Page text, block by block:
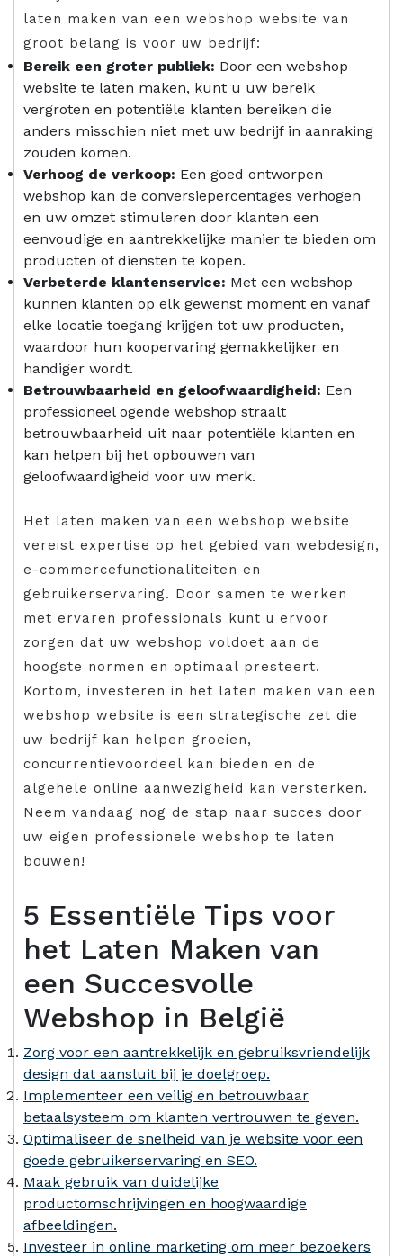
laten maken van een webshop website van
groot belang is voor uw bedrijf:
Bereik een groter publiek: Door een webshop
website te laten maken, kunt u uw bereik
vergroten en potentiële klanten bereiken die
anders misschien niet met uw bedrijf in aanraking
zouden komen.
Verhoog de verkoop: Een goed ontworpen
webshop kan de conversiepercentages verhogen
en uw omzet stimuleren door klanten een
eenvoudige en aantrekkelijke manier te bieden om
producten of diensten te kopen.
Verbeterde klantenservice: Met een webshop
kunnen klanten op elk gewenst moment en vanaf
elke locatie toegang krijgen tot uw producten,
waardoor hun koopervaring gemakkelijker en
handiger wordt.
Betrouwbaarheid en geloofwaardigheid: Een
professioneel ogende webshop straalt
betrouwbaarheid uit naar potentiële klanten en
kan helpen bij het opbouwen van
geloofwaardigheid voor uw merk.
Het laten maken van een webshop website
vereist expertise op het gebied van webdesign,
e-commercefunctionaliteiten en
gebruikerservaring. Door samen te werken
met ervaren professionals kunt u ervoor
zorgen dat uw webshop voldoet aan de
hoogste normen en optimaal presteert.
Kortom, investeren in het laten maken van een
webshop website is een strategische zet die
uw bedrijf kan helpen groeien,
concurrentievoordeel kan bieden en de
algehele online aanwezigheid kan versterken.
Neem vandaag nog de stap naar succes door
uw eigen professionele webshop te laten
bouwen!
5 Essentiële Tips voor
het Laten Maken van
een Succesvolle
Webshop in België
Zorg voor een aantrekkelijk en gebruiksvriendelijk
design dat aansluit bij je doelgroep.
Implementeer een veilig en betrouwbaar
betaalsysteem om klanten vertrouwen te geven.
Optimaliseer de snelheid van je website voor een
goede gebruikerservaring en SEO.
Maak gebruik van duidelijke
productomschrijvingen en hoogwaardige
afbeeldingen.
Investeer in online marketing om meer bezoekers